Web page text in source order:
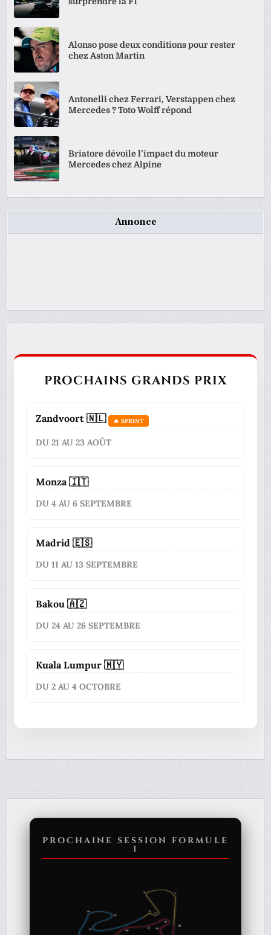
Alonso pose deux conditions pour rester
chez Aston Martin
Antonelli chez Ferrari, Verstappen chez
Mercedes ? Toto Wolff répond
Briatore dévoile l’impact du moteur
Mercedes chez Alpine
Annonce
PROCHAINS GRANDS PRIX
Zandvoort 🇳🇱 🔥 SPRINT
DU 21 AU 23 AOÛT
Monza 🇮🇹
DU 4 AU 6 SEPTEMBRE
Madrid 🇪🇸
DU 11 AU 13 SEPTEMBRE
Bakou 🇦🇿
DU 24 AU 26 SEPTEMBRE
Kuala Lumpur 🇲🇾
DU 2 AU 4 OCTOBRE
PROCHAINE SESSION FORMULE
1